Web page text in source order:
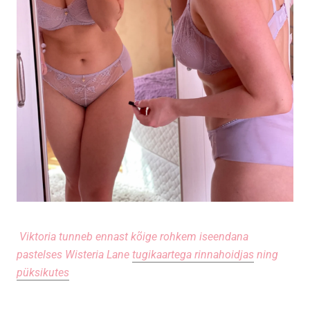
Viktoria tunneb ennast kõige rohkem iseendana
pastelses Wisteria Lane tugikaartega rinnahoidjas ning
püksikutes